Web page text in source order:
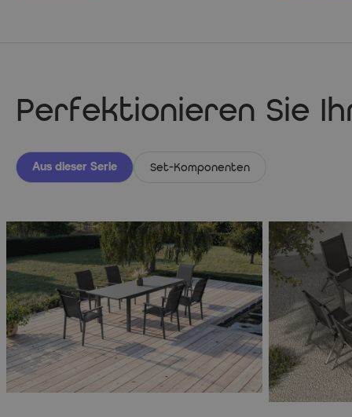
Perfektionieren Sie
Aus dieser Serie Set-Komponenten